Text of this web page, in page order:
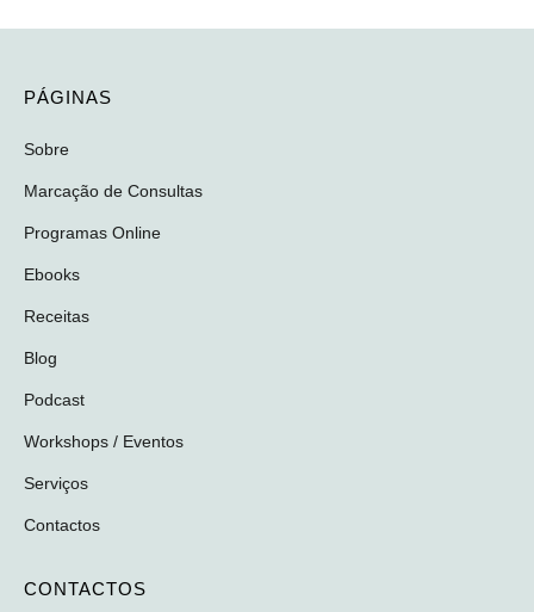
PÁGINAS
Sobre
Marcação de Consultas
Programas Online
Ebooks
Receitas
Blog
Podcast
Workshops / Eventos
Serviços
Contactos
CONTACTOS